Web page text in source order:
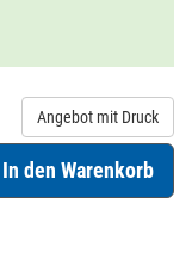
Angebot mit Druck
In den Warenkorb